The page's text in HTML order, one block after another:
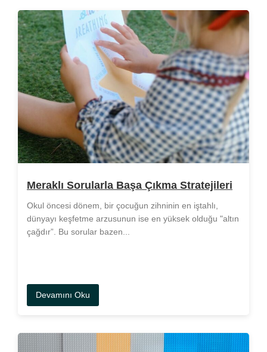
Meraklı Sorularla Başa Çıkma Stratejileri
Okul öncesi dönem, bir çocuğun zihninin en iştahlı,
dünyayı keşfetme arzusunun ise en yüksek olduğu "altın
çağdır”. Bu sorular bazen...
Devamını Oku